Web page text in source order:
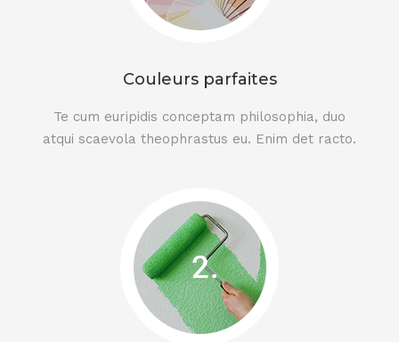
Couleurs parfaites
Te cum euripidis conceptam philosophia, duo
atqui scaevola theophrastus eu. Enim det racto.